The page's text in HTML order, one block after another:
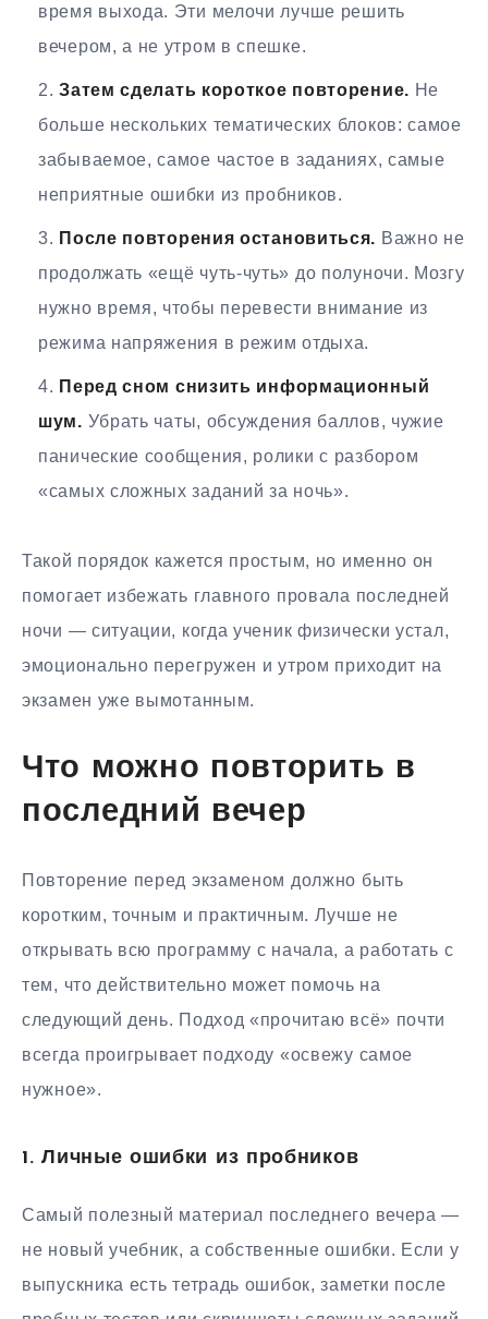
время выхода. Эти мелочи лучше решить
вечером, а не утром в спешке.
Затем сделать короткое повторение. Не
больше нескольких тематических блоков: самое
забываемое, самое частое в заданиях, самые
неприятные ошибки из пробников.
После повторения остановиться. Важно не
продолжать «ещё чуть-чуть» до полуночи. Мозгу
нужно время, чтобы перевести внимание из
режима напряжения в режим отдыха.
Перед сном снизить информационный
шум. Убрать чаты, обсуждения баллов, чужие
панические сообщения, ролики с разбором
«самых сложных заданий за ночь».
Такой порядок кажется простым, но именно он
помогает избежать главного провала последней
ночи — ситуации, когда ученик физически устал,
эмоционально перегружен и утром приходит на
экзамен уже вымотанным.
Что можно повторить в
последний вечер
Повторение перед экзаменом должно быть
коротким, точным и практичным. Лучше не
открывать всю программу с начала, а работать с
тем, что действительно может помочь на
следующий день. Подход «прочитаю всё» почти
всегда проигрывает подходу «освежу самое
нужное».
1. Личные ошибки из пробников
Самый полезный материал последнего вечера —
не новый учебник, а собственные ошибки. Если у
выпускника есть тетрадь ошибок, заметки после